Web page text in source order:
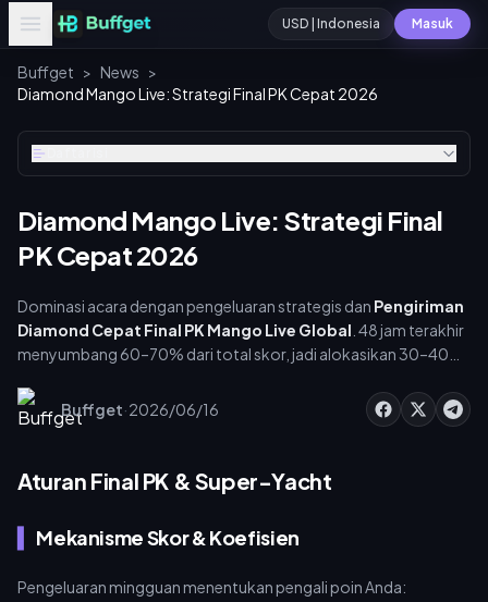
USD | Indonesia Masuk
Buffget > News >
Diamond Mango Live: Strategi Final PK Cepat 2026
Diamond Mango Live: Strategi Final
PK Cepat 2026
Dominasi acara dengan pengeluaran strategis dan Pengiriman
Diamond Cepat Final PK Mango Live Global . 48 jam terakhir
menyumbang 60–70% dari total skor, jadi alokasikan 30–40%
3.048–3.077 per USD. Namun, solusi eksternal memberikan
3.648–4.422 per USD, memungkinkan Anda memberikan
cepat diamond mango live]
(https://buffget.com/goods/mango-live) yang terpercaya,
buffget menawarkan pemrosesan instan untuk menghindari lag
di jam sibuk.
Buffget·2026/06/16
Aturan Final PK & Super-Yacht
Mekanisme Skor & Koefisien
Pengeluaran mingguan menentukan pengali poin Anda: